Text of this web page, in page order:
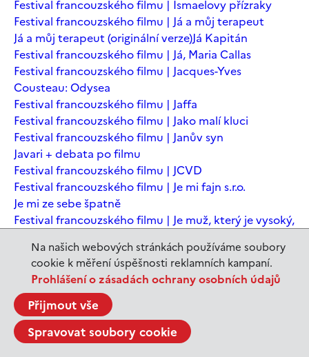
Na našich webových stránkách používáme soubory
cookie k měření úspěšnosti reklamních kampaní.
Prohlášení o zásadách ochrany osobních údajů
Přijmout vše
Spravovat soubory cookie
Festival francouzského filmu | Ismaelovy přízraky
Festival francouzského filmu | Já a můj terapeut
Já a můj terapeut (originální verze)Já Kapitán
Festival francouzského filmu | Já, Maria Callas
Festival francouzského filmu | Jacques-Yves
Cousteau: Odysea
Festival francouzského filmu | Jaffa
Festival francouzského filmu | Jako malí kluci
Festival francouzského filmu | Janův syn
Javari + debata po filmu
Festival francouzského filmu | JCVD
Festival francouzského filmu | Je mi fajn s.r.o.
Je mi ze sebe špatně
Festival francouzského filmu | Je muž, který je vysoký,
Chomským
Festival francouzského filmu | Je to jen konec světa
Festival francouzského filmu | Je to jen konec světa
Festival francouzského filmu | Jeanne du Barry -
Králova milenka
Jeanne du Barry – Králova milenka